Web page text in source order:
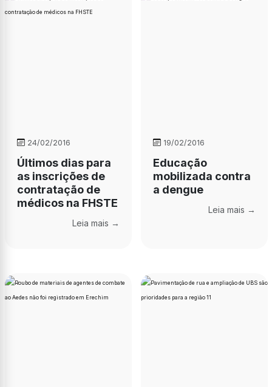
24/02/2016
Últimos dias para
as inscrições de
contratação de
médicos na FHSTE
Leia mais →
19/02/2016
Educação
mobilizada contra
a dengue
Leia mais →